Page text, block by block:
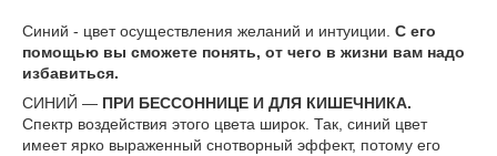
Синий - цвет осуществления желаний и интуиции. С его
помощью вы сможете понять, от чего в жизни вам надо
избавиться.
СИНИЙ — ПРИ БЕССОННИЦЕ И ДЛЯ КИШЕЧНИКА.
Спектр воздействия этого цвета широк. Так, синий цвет
имеет ярко выраженный снотворный эффект, потому его